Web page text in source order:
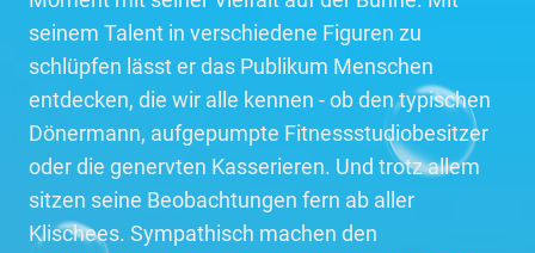
seinem Talent in verschiedene Figuren zu
schlüpfen lässt er das Publikum Menschen
entdecken, die wir alle kennen - ob den typischen
Dönermann, aufgepumpte Fitnessstudiobesitzer
oder die genervten Kasserieren. Und trotz allem
sitzen seine Beobachtungen fern ab aller
Klischees. Sympathisch machen den